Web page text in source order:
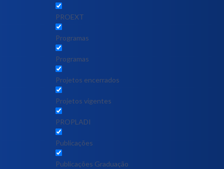
PROEXT
Programas
Programas
Projetos encerrados
Projetos vigentes
PROPLADI
Publicações
Publicações Graduação